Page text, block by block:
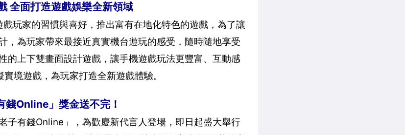
全面打造遊戲娛樂全新領域
玩家的習慣與喜好，推出富有在地化特色的遊戲，為了讓
，為玩家帶來最接近真實機台遊玩的感受，隨時隨地享受
的上下雙畫面設計遊戲，讓手機遊戲玩法更豐富、互動感
境遊戲，為玩家打造全新遊戲體驗。
錢Online」獎金送不完！
子有錢Online」，為歡慶新代言人登場，即日起盛大舉行